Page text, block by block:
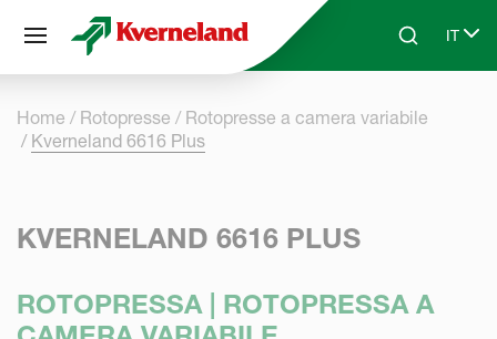
Skip to main contentSearchIT
Select
Home Rotopresse
Rotopresse a camera variabile
Kverneland 6616 Plus
KVERNELAND 6616 PLUS
ROTOPRESSA | ROTOPRESSA A
Pannello di gestione dei cookies